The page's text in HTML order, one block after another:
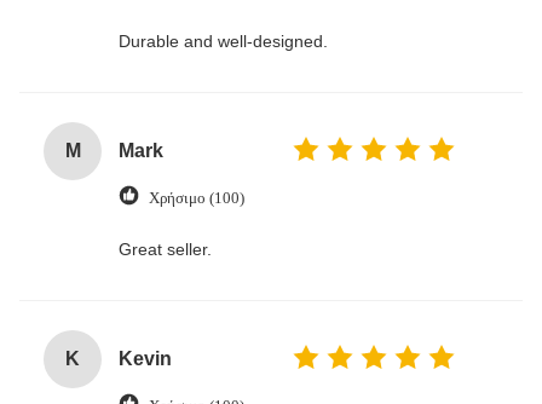
Durable and well-designed.
M Mark
Χρήσιμο (100)
Great seller.
K Kevin